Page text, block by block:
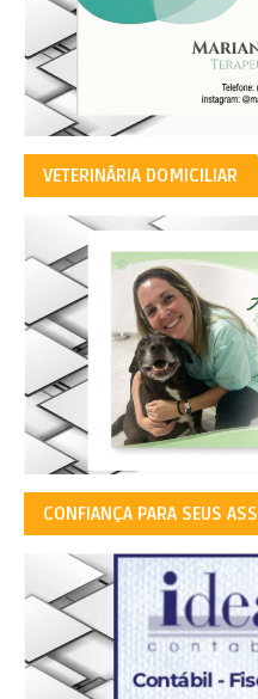
VETERINÁRIA DOMICILIAR
CONFIANÇA PARA SEUS